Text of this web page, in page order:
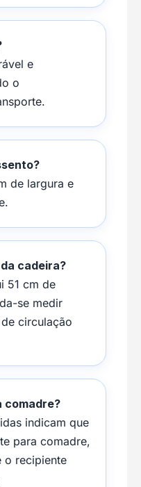
e
o
de largura e
cadeira?
51 cm de
se medir
circulação
comadre?
indicam que
para comadre,
o recipiente